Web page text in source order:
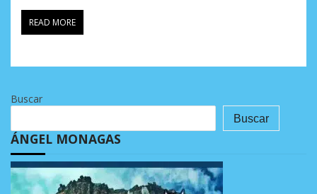
READ MORE
Buscar
Buscar
ÁNGEL MONAGAS